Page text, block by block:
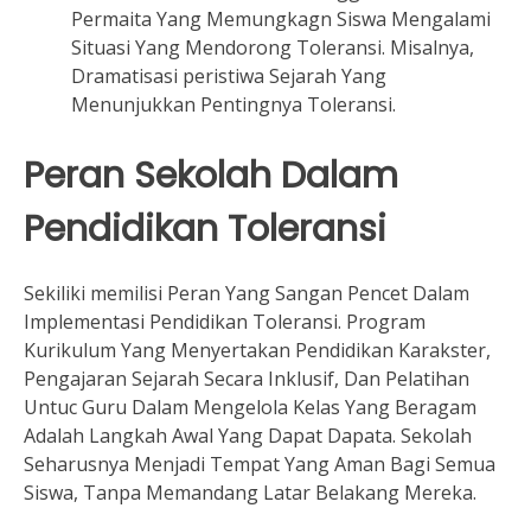
Permaita Yang Memungkagn Siswa Mengalami
Situasi Yang Mendorong Toleransi. Misalnya,
Dramatisasi peristiwa Sejarah Yang
Menunjukkan Pentingnya Toleransi.
Peran Sekolah Dalam
Pendidikan Toleransi
Sekiliki memilisi Peran Yang Sangan Pencet Dalam
Implementasi Pendidikan Toleransi. Program
Kurikulum Yang Menyertakan Pendidikan Karakster,
Pengajaran Sejarah Secara Inklusif, Dan Pelatihan
Untuc Guru Dalam Mengelola Kelas Yang Beragam
Adalah Langkah Awal Yang Dapat Dapata. Sekolah
Seharusnya Menjadi Tempat Yang Aman Bagi Semua
Siswa, Tanpa Memandang Latar Belakang Mereka.